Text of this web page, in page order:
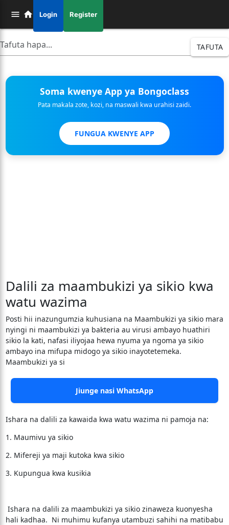
Login Register
TAFUTA
Soma kwenye App ya Bongoclass
Pata makala zote, kozi, na maswali kwa urahisi zaidi.
FUNGUA KWENYE APP
Dalili za maambukizi ya sikio kwa
watu wazima
Posti hii inazungumzia kuhusiana na Maambukizi ya sikio mara
nyingi ni maambukizi ya bakteria au virusi ambayo huathiri
sikio la kati, nafasi iliyojaa hewa nyuma ya ngoma ya sikio
ambayo ina mifupa midogo ya sikio inayotetemeka.
Maambukizi ya si
Jiunge nasi WhatsApp
Ishara na dalili za kawaida kwa watu wazima ni pamoja na:
1. Maumivu ya sikio
2. Mifereji ya maji kutoka kwa sikio
3. Kupungua kwa kusikia
Ishara na dalili za maambukizi ya sikio zinaweza kuonyesha
hali kadhaa. Ni muhimu kufanya utambuzi sahihi na matibabu